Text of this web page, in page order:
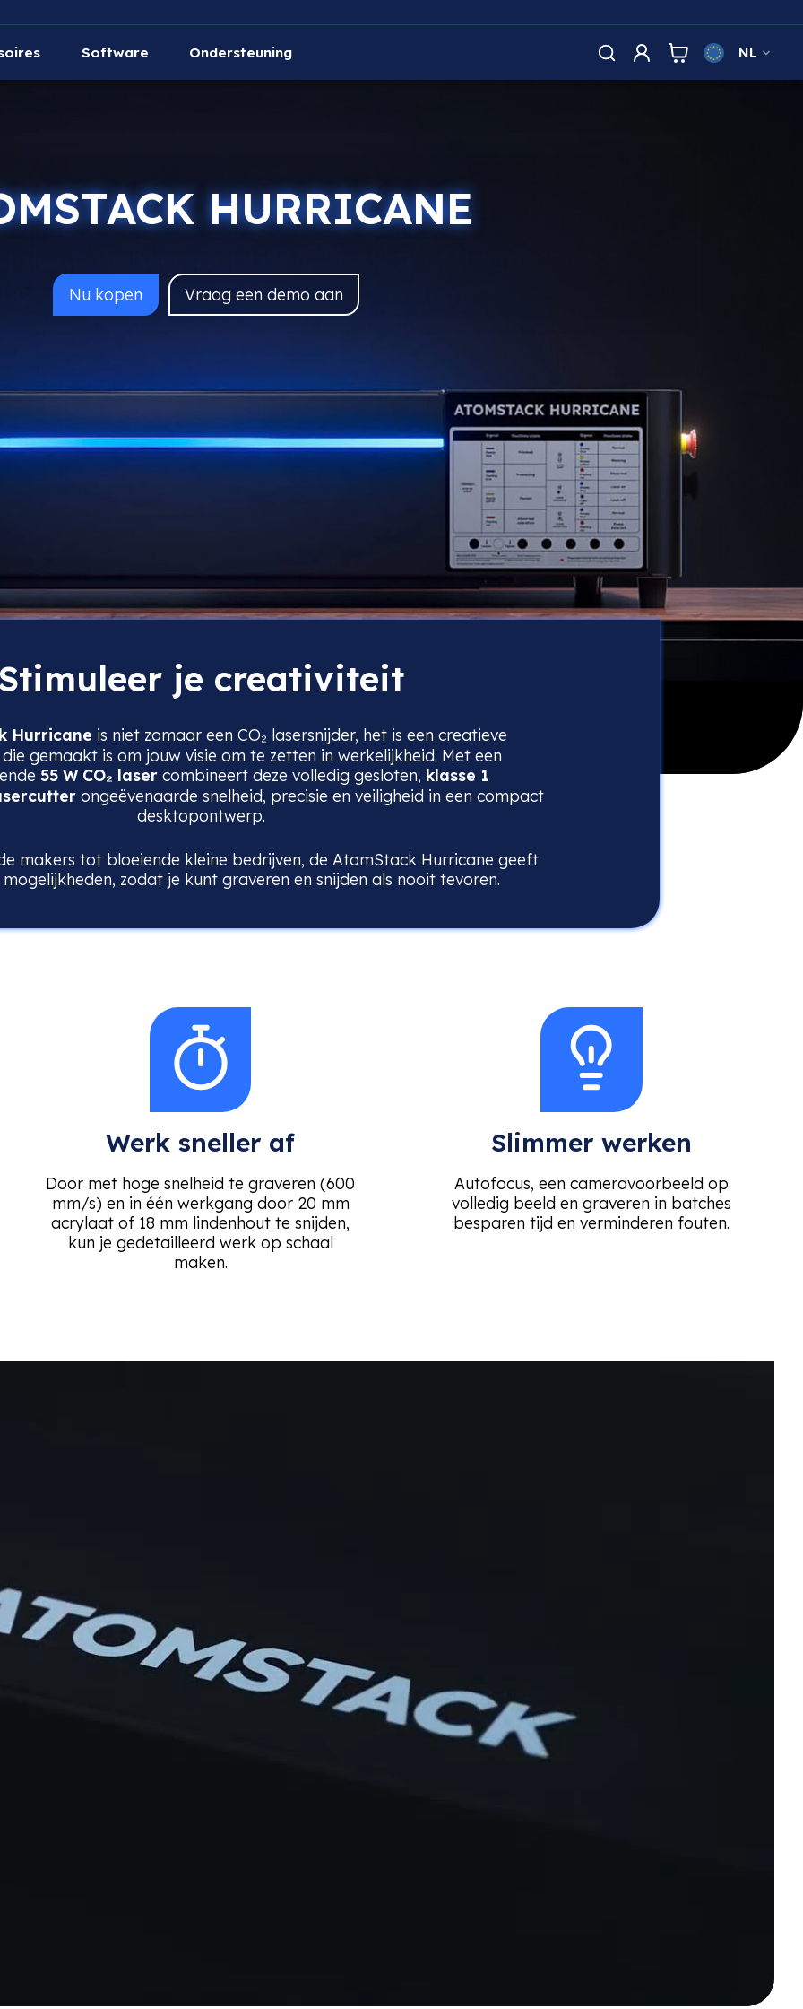
Software Ondersteuning NL
HURRICANE
Nu AtomStack Hurricane
kopen Vraag een demo aan
je creativiteit
Hurricane is niet zomaar een CO₂ lasersnijder, het is een creatieve
gemaakt is om jouw visie om te zetten in werkelijkheid. Met een
55 W CO₂ lasercombineert deze volledig gesloten, klasse 1
ongeëvenaarde snelheid, precisie en veiligheid in een compact
desktopontwerp.
makers tot bloeiende kleine bedrijven, de AtomStack Hurricane geeft
zodat je kunt graveren en snijden als nooit tevoren.
Werk sneller af
Door met hoge snelheid te graveren (600
mm/s) en in één werkgang door 20 mm
acrylaat of 18 mm lindenhout te snijden,
kun je gedetailleerd werk op schaal
maken.
Slimmer werken
Autofocus, een cameravoorbeeld op
volledig beeld en graveren in batches
besparen tijd en verminderen fouten.